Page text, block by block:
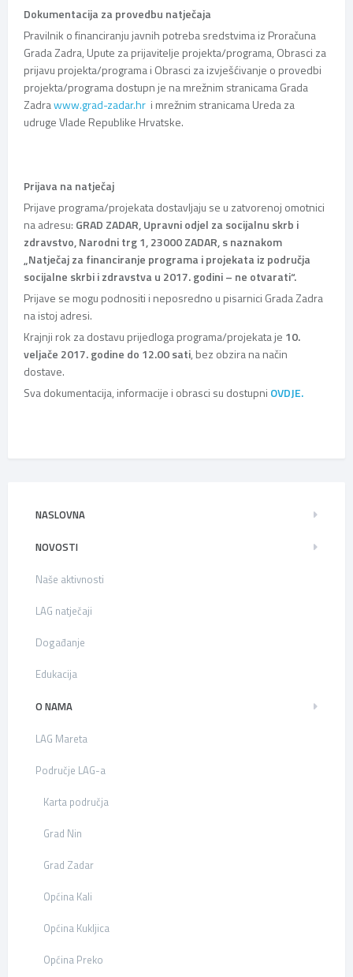
Dokumentacija za provedbu natječaja
Pravilnik o financiranju javnih potreba sredstvima iz Proračuna
Grada Zadra, Upute za prijavitelje projekta/programa, Obrasci za
prijavu projekta/programa i Obrasci za izvješćivanje o provedbi
projekta/programa dostupn je na mrežnim stranicama Grada
Zadrawww.grad-zadar.hr i mrežnim stranicama Ureda za
udruge Vlade Republike Hrvatske.
Prijava na natječaj
Prijave programa/projekata dostavljaju se u zatvorenoj omotnici
na adresu: GRAD ZADAR, Upravni odjel za socijalnu skrb i
zdravstvo, Narodni trg 1, 23000 ZADAR, s naznakom
„Natječaj za financiranje programa i projekata iz područja
socijalne skrbi i zdravstva u 2017. godini – ne otvarati“.
Prijave se mogu podnositi i neposredno u pisarnici Grada Zadra
na istoj adresi.
Krajnji rok za dostavu prijedloga programa/projekata je 10.
veljače 2017. godine do 12.00sati, bez obzira na način
dostave.
Sva dokumentacija, informacije i obrasci su dostupni OVDJE.
NASLOVNA
NOVOSTI
Naše aktivnosti
LAG natječaji
Događanje
Edukacija
O NAMA
LAG Mareta
Područje LAG-a
Karta područja
Grad Nin
Grad Zadar
Općina Kali
Općina Kukljica
Općina Preko